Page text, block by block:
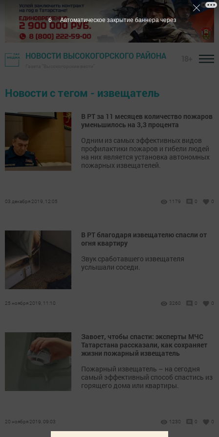
НОВОСТИ ВЫСОКОГОРСКОГО РАЙОНА
Новости с тегом - извещатель
В РТ за 11 месяцев количество пожаров
уменьшилось на 3,3 процента
Одним из самых эффективных видов
профилактики пожаров и гибели людей
на них является установка автономных
пожарных извещателей.
03 декабря 2019, 12:05 1179 0 0
В РТ благодаря извещателю спасли от
огня квартиру
Звук сработавшего извещателя
услышали соседи.
25 ноября 2019, 11:10 3260 0 0
Завоет, чтобы спасти: эксперты МЧС
Татарстана рассказали, как сохраняет
жизни пожарный извещатель
Пожарный извещатель – на сегодня
самый эффективный способ спастись из
горящего дома или квартиры.
20 ноября 2019, 09:03 1230 0 0
6 Автоматическое закрытие баннера через